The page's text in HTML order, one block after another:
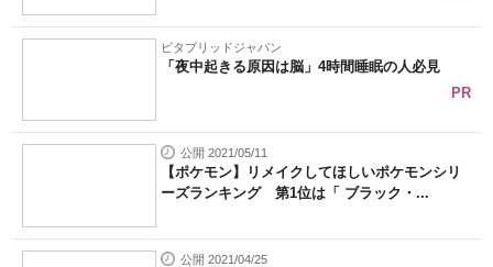
ビタブリッドジャパン
「夜中起きる原因は脳」4時間睡眠の人必見
PR
公開 2021/05/11
【ポケモン】リメイクしてほしいポケモンシリ
ーズランキング 第1位は「 ブラック・...
公開 2021/04/25